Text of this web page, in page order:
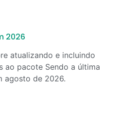
2026
atualizando e incluindo
ao pacote Sendo a última
agosto de 2026.